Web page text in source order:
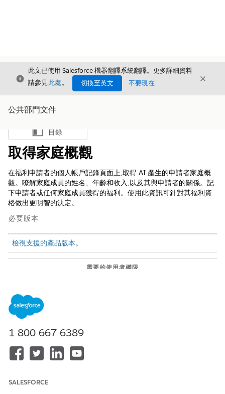
結束
此文已使用 Salesforce 機器翻譯系統翻譯。更多詳細資料
請參見此處。 切換至英文 不要現在 結束
公共部門文件
顯示目錄
目錄
取得家庭概觀
在福利申請者的個人帳戶記錄頁面上,取得 AI 產生的申請者家庭概
觀。瞭解家庭成員的姓名、年齡和收入,以及其與申請者的關係。記
下申請者或任何家庭成員獲得的福利。使用此資訊可針對其福利資
格做出更明智的決定。
必要版本
檢視支援的產品版本。
需要的使用者權限
1-800-667-6389
SALESFORCE